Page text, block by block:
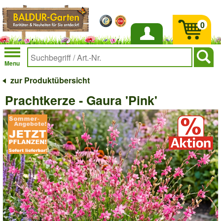
Anmelden
Menu
0
zur Produktübersicht
Prachtkerze - Gaura 'Pink'